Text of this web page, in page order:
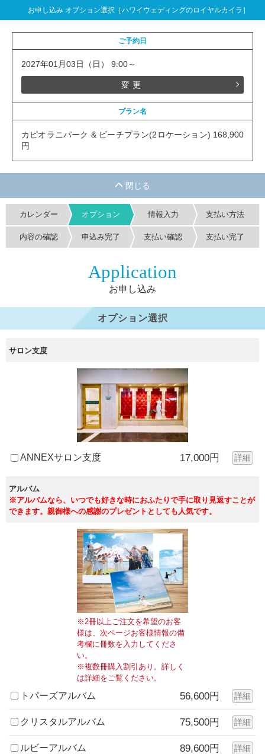
お申し込み オプション選択［ハワイウェディングのロイヤルカイラ］
ご予約日
2027年01月03日（日） 9:00～
変更
プラン名
カピオラニパーク & ビーチプラン(2ロケーション) 168,900
円
カレンダー オプション 情報入力 支払い方法
内容の確認 申込み完了 支払い確認 支払い完了
Application
お申し込み
オプション選択
サロン支度
ANNEXサロン支度 17,000円 詳細
アルバム
※アルバムなら、いつでも好きな時におふたりで手に取り見返すことが
できます。親御様への感謝のプレゼントとしても人気です。
※2冊以上ご注文を希望のお客
様は、次ページお客様情報の備
考欄に冊数を入力してくださ
い。
※複数冊購入割引あり。詳しく
は詳細をご覧ください。
トパーズアルバム 56,600円 詳細
クリスタルアルバム 75,500円 詳細
ルビーアルバム 89,600円 詳細